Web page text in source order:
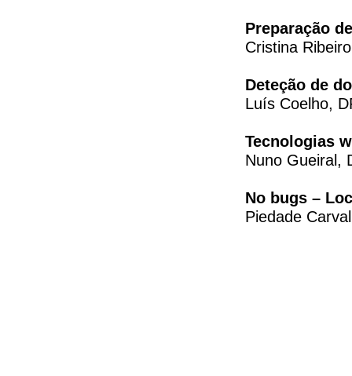
Preparação
Cristina
Deteção de
Luís Coelho,
Tecnologias
Nuno Gueiral,
No bugs –
Piedade